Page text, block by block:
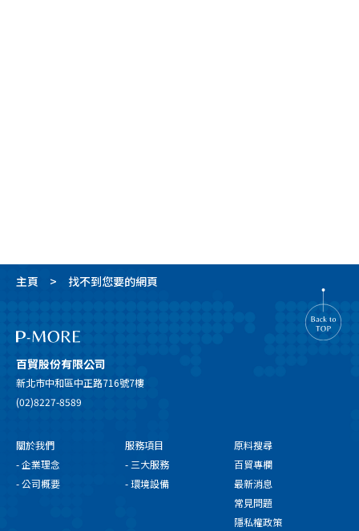
主頁 找不到您要的網頁
百貿股份有限公司
新北市中和區中正路716號7樓
(02)8227-8589
關於我們
- 企業理念
- 公司概要
服務項目
- 三大服務
- 環境設備
原料搜尋
百貿專欄
最新消息
常見問題
隱私權政策